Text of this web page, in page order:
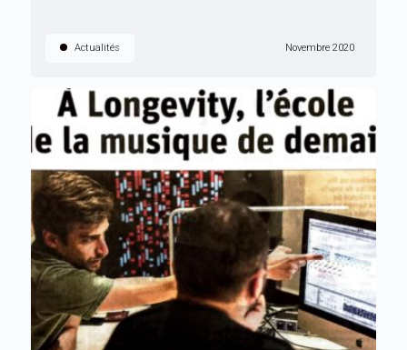
Actualités Novembre 2020